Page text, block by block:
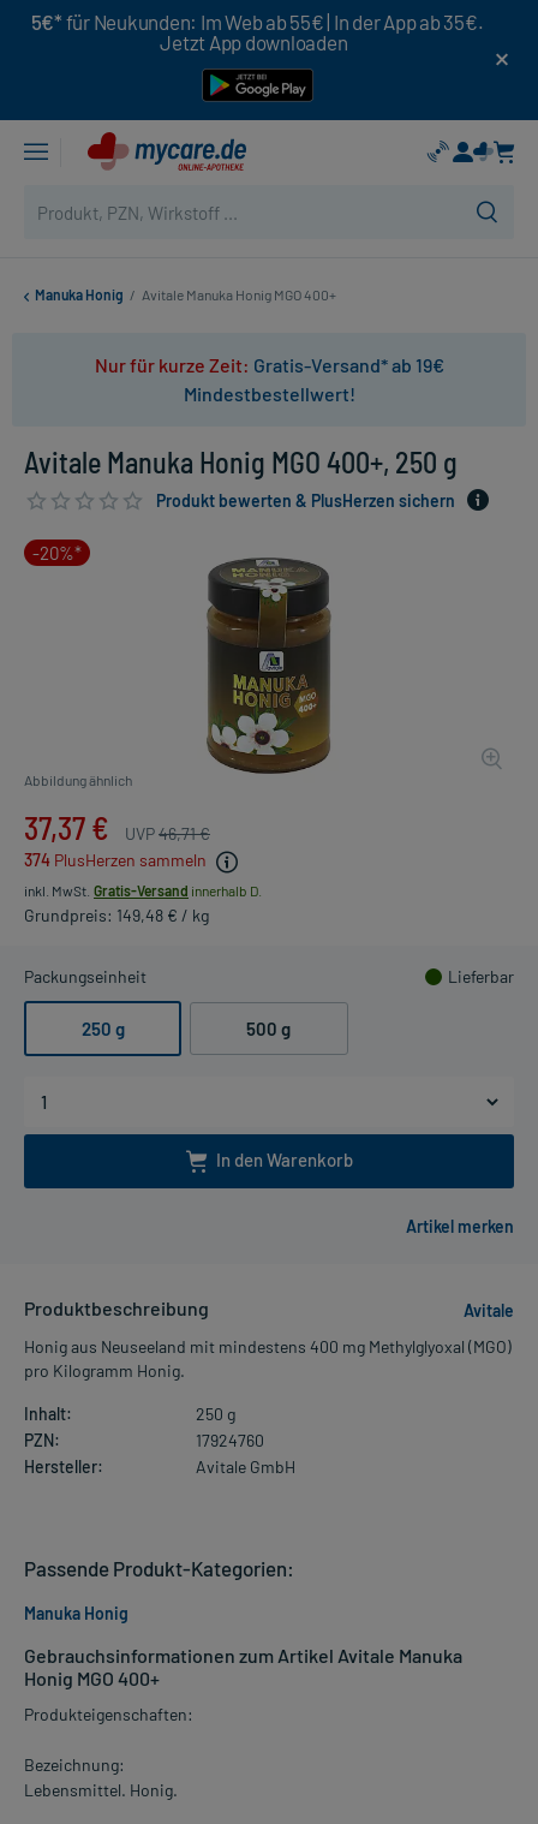
5€* für Neukunden: Im Web ab 55€ | In der App ab 35€.
Jetzt App downloaden
Manuka Honig / Avitale Manuka Honig MGO 400+
Nur für kurze Zeit: Gratis-Versand* ab 19€
Mindestbestellwert!
Avitale Manuka Honig MGO 400+, 250 g
Produkt bewerten & PlusHerzen sichern
-20%*
Abbildung ähnlich
37,37 € UVP46,71 €
374 PlusHerzen sammeln
inkl. MwSt. Gratis-Versand innerhalb D.
Grundpreis: 149,48 € / kg
Packungseinheit Lieferbar
250 g 500 g
In den Warenkorb
Produktbeschreibung
Avitale
Honig aus Neuseeland mit mindestens 400 mg Methylglyoxal (MGO)
pro Kilogramm Honig.
Inhalt:
250 g
PZN:
17924760
Hersteller:
Avitale GmbH
Gebrauchsinformationen zum Artikel Avitale Manuka
Honig MGO 400+
Produkteigenschaften:
Bezeichnung:
Lebensmittel. Honig.
Passende Produkt-Kategorien:
Manuka Honig